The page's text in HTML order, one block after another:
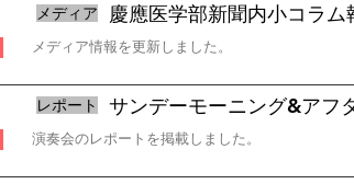
慶應医学部新聞内小コラム
メディア
​メディア情報を更新しました。
サンデーモーニング&アフ
レポート
​演奏会のレポートを掲載しました。